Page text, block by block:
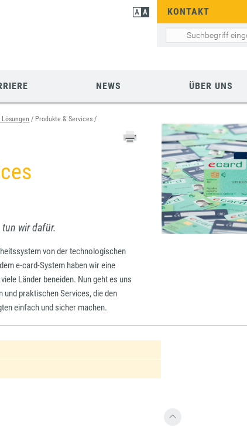
KONTAKT
NEWS ÜBER UNS
Produkte & Services
tun wir dafür.
von der technologischen
e-card-System haben wir eine
Länder beneiden. Nun geht es uns
praktischen Services, die den
einfach und sicher machen.